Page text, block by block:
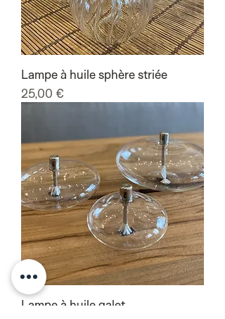
Lampe à huile sphère striée
Prix
25,00 €
Lampe à huile galet